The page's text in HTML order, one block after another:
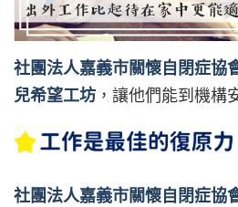
社團法人嘉義市關懷自閉症協
兒希望工坊 ，讓他們能到機構
社團法人嘉義市關懷自閉症協